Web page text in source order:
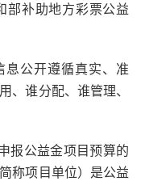
部补助地方彩票公益
公开遵循真实、准
、谁分配、谁管理、
公益金项目预算的
称项目单位）是公益